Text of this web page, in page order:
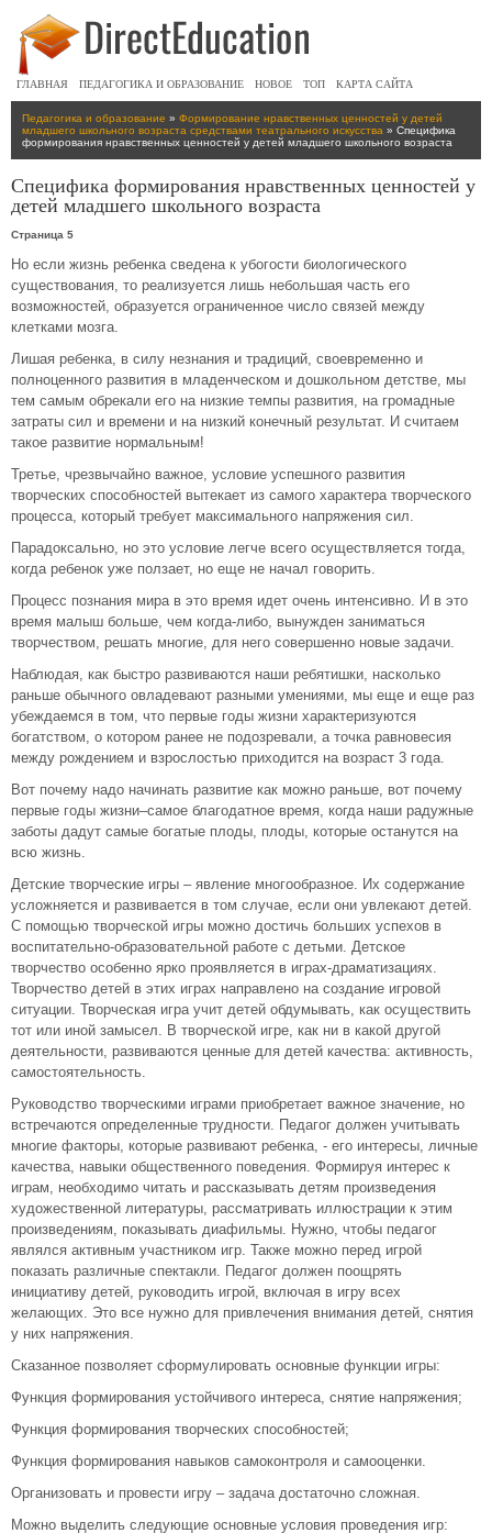
ГЛАВНАЯ ПЕДАГОГИКА И ОБРАЗОВАНИЕ НОВОЕ ТОП КАРТА САЙТА
Педагогика и образование » Формирование нравственных ценностей у детей
младшего школьного возраста средствами театрального искусства » Специфика
формирования нравственных ценностей у детей младшего школьного возраста
Специфика формирования нравственных ценностей у
детей младшего школьного возраста
Страница 5
Но если жизнь ребенка сведена к убогости биологического
существования, то реализуется лишь небольшая часть его
возможностей, образуется ограниченное число связей между
клетками мозга.
Лишая ребенка, в силу незнания и традиций, своевременно и
полноценного развития в младенческом и дошкольном детстве, мы
тем самым обрекали его на низкие темпы развития, на громадные
затраты сил и времени и на низкий конечный результат. И считаем
такое развитие нормальным!
Третье, чрезвычайно важное, условие успешного развития
творческих способностей вытекает из самого характера творческого
процесса, который требует максимального напряжения сил.
Парадоксально, но это условие легче всего осуществляется тогда,
когда ребенок уже ползает, но еще не начал говорить.
Процесс познания мира в это время идет очень интенсивно. И в это
время малыш больше, чем когда-либо, вынужден заниматься
творчеством, решать многие, для него совершенно новые задачи.
Наблюдая, как быстро развиваются наши ребятишки, насколько
раньше обычного овладевают разными умениями, мы еще и еще раз
убеждаемся в том, что первые годы жизни характеризуются
богатством, о котором ранее не подозревали, а точка равновесия
между рождением и взрослостью приходится на возраст 3 года.
Вот почему надо начинать развитие как можно раньше, вот почему
первые годы жизни–самое благодатное время, когда наши радужные
заботы дадут самые богатые плоды, плоды, которые останутся на
всю жизнь.
Детские творческие игры – явление многообразное. Их содержание
усложняется и развивается в том случае, если они увлекают детей.
С помощью творческой игры можно достичь больших успехов в
воспитательно-образовательной работе с детьми. Детское
творчество особенно ярко проявляется в играх-драматизациях.
Творчество детей в этих играх направлено на создание игровой
ситуации. Творческая игра учит детей обдумывать, как осуществить
тот или иной замысел. В творческой игре, как ни в какой другой
деятельности, развиваются ценные для детей качества: активность,
самостоятельность.
Руководство творческими играми приобретает важное значение, но
встречаются определенные трудности. Педагог должен учитывать
многие факторы, которые развивают ребенка, - его интересы, личные
качества, навыки общественного поведения. Формируя интерес к
играм, необходимо читать и рассказывать детям произведения
художественной литературы, рассматривать иллюстрации к этим
произведениям, показывать диафильмы. Нужно, чтобы педагог
являлся активным участником игр. Также можно перед игрой
показать различные спектакли. Педагог должен поощрять
инициативу детей, руководить игрой, включая в игру всех
желающих. Это все нужно для привлечения внимания детей, снятия
у них напряжения.
Сказанное позволяет сформулировать основные функции игры:
Функция формирования устойчивого интереса, снятие напряжения;
Функция формирования творческих способностей;
Функция формирования навыков самоконтроля и самооценки.
Организовать и провести игру – задача достаточно сложная.
Можно выделить следующие основные условия проведения игр: